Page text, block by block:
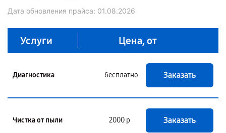
Дата обновления прайса: 01.08.2026
Услуги Цена, от
Диагностика бесплатно Заказать
Чистка от пыли 2000 р Заказать